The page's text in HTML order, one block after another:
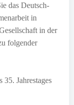
das Deutsch-
in
in der
folgender
35. Jahrestages